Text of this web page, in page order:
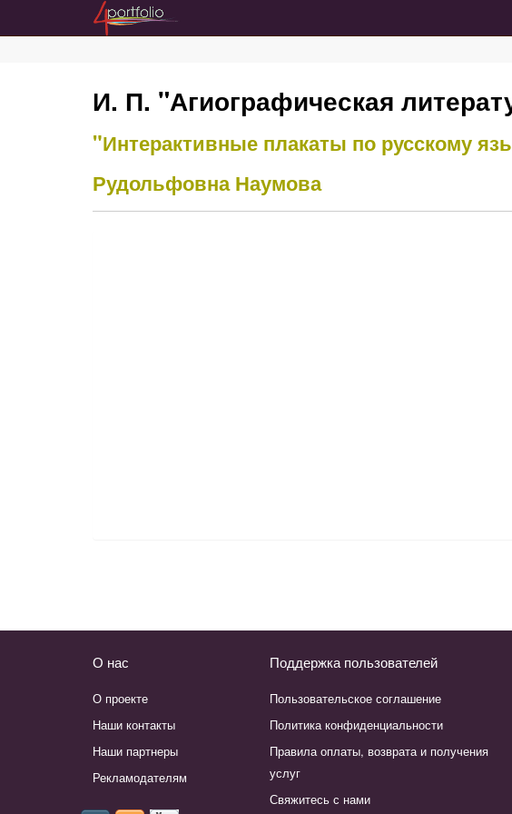
И. П. "Агиографическая
"Интерактивные плакаты по русскому
Рудольфовна Наумова
О нас
О проекте
Наши контакты
Наши партнеры
Рекламодателям
Поддержка пользователей
Пользовательское соглашение
Политика конфиденциальности
Правила оплаты, возврата и получения
услуг
Свяжитесь с нами